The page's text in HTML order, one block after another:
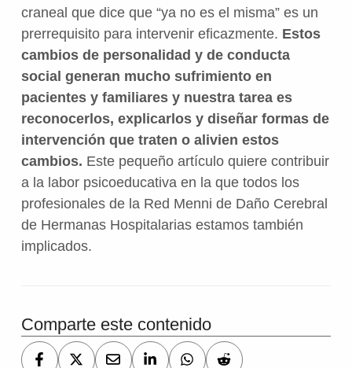
craneal que dice que “ya no es el misma” es un
prerrequisito para intervenir eficazmente. Estos
cambios de personalidad y de conducta
social generan mucho sufrimiento en
pacientes y familiares y nuestra tarea es
reconocerlos, explicarlos y diseñar formas de
intervención que traten o alivien estos
cambios. Este pequeño artículo quiere contribuir
a la labor psicoeducativa en la que todos los
profesionales de la Red Menni de Daño Cerebral
de Hermanas Hospitalarias estamos también
implicados.
Comparte este contenido